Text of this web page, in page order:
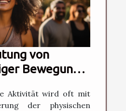
von
Bewegung
Aktivität wird oft mit
der physischen